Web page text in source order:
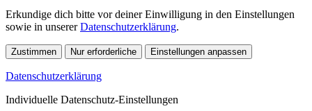
Erkundige dich bitte vor deiner Einwilligung in den Einstellungen
sowie in unsererDatenschutzerklärung.
Zustimmen Nur erforderliche Einstellungen anpassen
Datenschutzerklärung
Individuelle Datenschutz-Einstellungen